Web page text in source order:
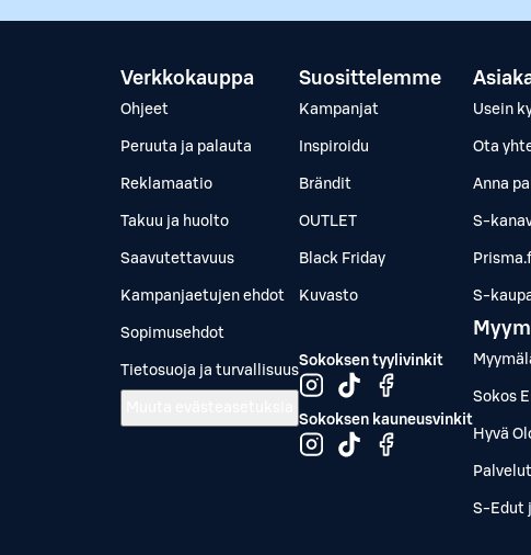
Verkkokauppa
Ohjeet
Peruuta ja palauta
Reklamaatio
Takuu ja huolto
Saavutettavuus
Kampanjaetujen ehdot
Sopimusehdot
Tietosuoja ja turvallisuus
Suosittelemme
Kampanjat
Inspiroidu
Brändit
OUTLET
Black Friday
Kuvasto
Sokoksen tyylivinkit
Sokoksen kauneusvinkit
Usein
Ota
Anna
S-
S-
Sokos
Hyvä
Palvelut
S-Edut